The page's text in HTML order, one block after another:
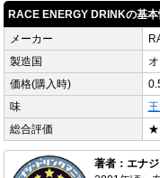
RACE ENERGY DRINKの基本
メーカー
製造国
価格(購入時)
味
総合評価
著者：エナ